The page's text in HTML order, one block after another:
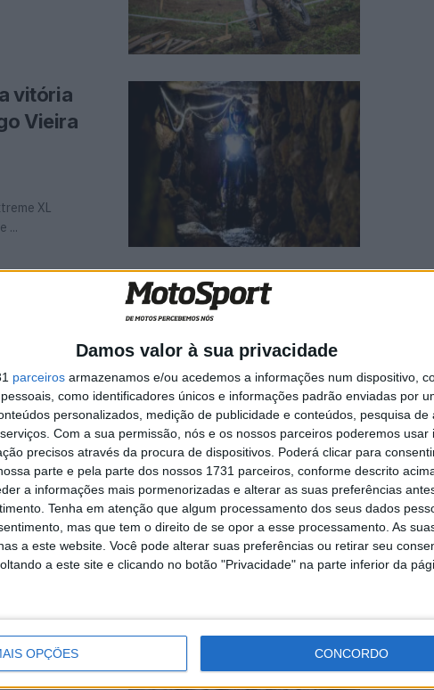
Damos valor à sua privacidade
parceiros armazenamos e/ou acedemos a informações num dispositivo,
como identificadores únicos e informações padrão enviadas por
personalizados, medição de publicidade e conteúdos, pesquisa de
Com a sua permissão, nós e os nossos parceiros poderemos usar
precisos através da procura de dispositivos. Poderá clicar para
parte e pela parte dos nossos 1731 parceiros, conforme descrito
a informações mais pormenorizadas e alterar as suas preferências
Tenha em atenção que algum processamento dos seus dados
mas que tem o direito de se opor a esse processamento. As
a este website. Você pode alterar suas preferências ou retirar seu
a este site e clicando no botão "Privacidade" na parte inferior da
OPÇÕES CONCORDO
vitória
Vieira
XL
...
Moret
composto pela
Vieira
da 19.ª edição